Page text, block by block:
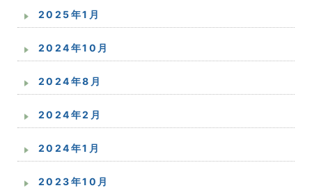
2025年1月
2024年10月
2024年8月
2024年2月
2024年1月
2023年10月